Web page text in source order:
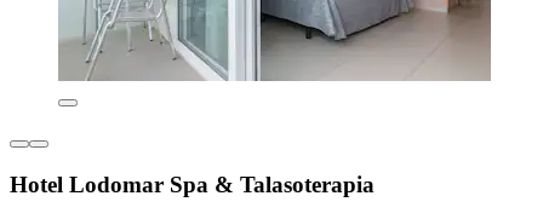
Hotel Lodomar Spa & Talasoterapia